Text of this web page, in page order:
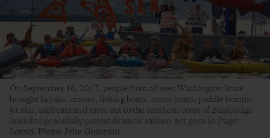
On September 16, 2017, people from all over Washington State
brought kayaks, canoes, fishing boats, motor boats, paddle boards,
jet skis, sailboats and more out to the southern coast of Bainbridge
Island to peacefully protest Atlantic salmon net pens in Puget
Sound. Photo: John Gussman